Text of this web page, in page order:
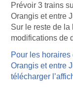
Prévoir 3 trains
Orangis et entre
Sur le reste de
modifications de
Pour les
Orangis et entre
télécharger